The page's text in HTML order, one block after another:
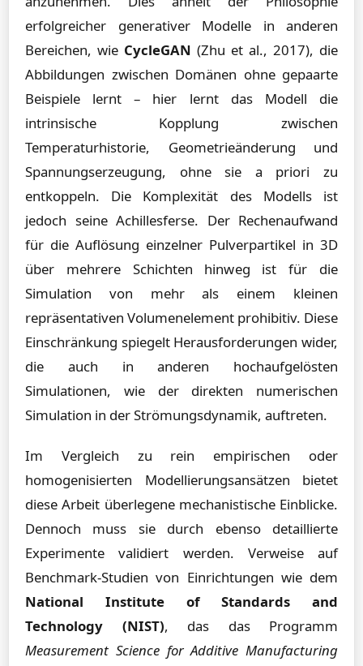
erfolgreicher generativer Modelle in anderen
Bereichen, wie CycleGAN (Zhu et al., 2017), die
Abbildungen zwischen Domänen ohne gepaarte
Beispiele lernt – hier lernt das Modell die
intrinsische Kopplung zwischen
Temperaturhistorie, Geometrieänderung und
Spannungserzeugung, ohne sie a priori zu
entkoppeln. Die Komplexität des Modells ist
jedoch seine Achillesferse. Der Rechenaufwand
für die Auflösung einzelner Pulverpartikel in 3D
über mehrere Schichten hinweg ist für die
Simulation von mehr als einem kleinen
repräsentativen Volumenelement prohibitiv. Diese
Einschränkung spiegelt Herausforderungen wider,
die auch in anderen hochaufgelösten
Simulationen, wie der direkten numerischen
Simulation in der Strömungsdynamik, auftreten.
Im Vergleich zu rein empirischen oder
homogenisierten Modellierungsansätzen bietet
diese Arbeit überlegene mechanistische Einblicke.
Dennoch muss sie durch ebenso detaillierte
Experimente validiert werden. Verweise auf
Benchmark-Studien von Einrichtungen wie dem
National Institute of Standards and
Technology (NIST), das das Programm
Measurement Science for Additive Manufacturing